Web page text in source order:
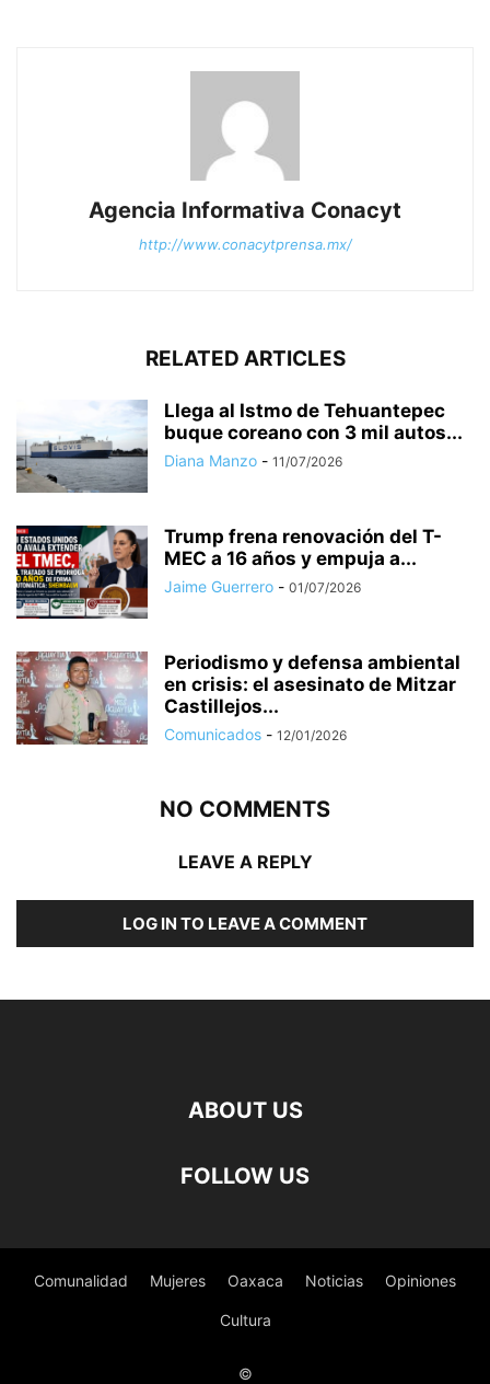
Agencia Informativa Conacyt
http://www.conacytprensa.mx/
RELATED ARTICLES
Llega al Istmo de Tehuantepec
buque coreano con 3 mil autos...
Diana Manzo - 11/07/2026
Trump frena renovación del T-
MEC a 16 años y empuja a...
Jaime Guerrero - 01/07/2026
Periodismo y defensa ambiental
en crisis: el asesinato de Mitzar
Castillejos...
Comunicados - 12/01/2026
NO COMMENTS
LEAVE A REPLY
LOG IN TO LEAVE A COMMENT
ABOUT US
FOLLOW US
Comunalidad Mujeres Oaxaca Noticias Opiniones
Cultura
©